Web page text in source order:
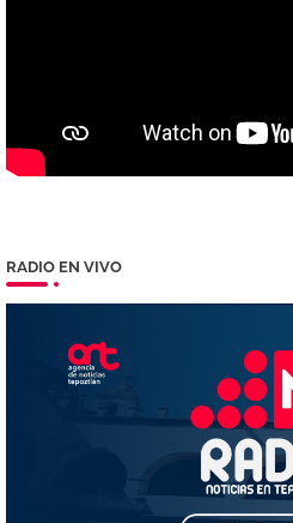
RADIO EN VIVO